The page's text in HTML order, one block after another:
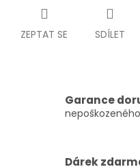
ZEPTAT SE SDÍLET
Garance
Dárek